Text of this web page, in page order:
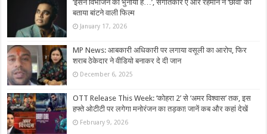
‘इसने विभाजन को भुनाया है…’, संगीतकार ए आर रहमान ने ‘छावा’ को
बताया बांटने वाली फिल्म
January 17, 2026
MP News: आबकारी अधिकारी पर लगाया वसूली का आरोप, फिर
शराब ठेकेदार ने वीडियो बनाकर दे दी जान
December 6, 2025
OTT Release This Week: ‘कोहरा 2’ से ‘अमर विश्वास’ तक, इस
हफ्ते ओटीटी पर लगेगा मनोरंजन का तड़का! जानें कब और कहां देखें
February 9, 2026